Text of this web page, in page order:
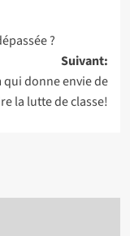
?
Suivant:
qui donne envie de
la lutte de classe!